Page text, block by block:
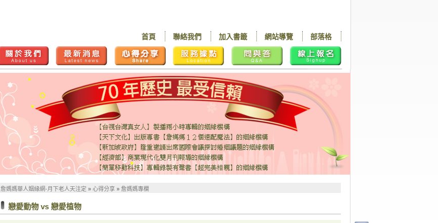
部落格
網站導覽
加入書籤
聯絡我們
首頁
詹媽媽華人姻緣網-月下老人天注定 » 心得分享 » 詹媽媽專欄
戀愛動物 vs 戀愛植物